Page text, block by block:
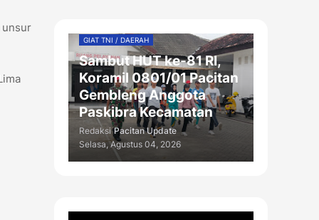
unsur
GIAT TNI / DAERAH
Sambut HUT ke-81 RI,
Koramil 0801/01 Pacitan
Gembleng Anggota
Paskibra Kecamatan
Redaksi Pacitan Update
Selasa, Agustus 04, 2026